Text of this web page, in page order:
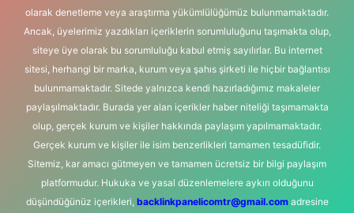
olarak denetleme veya araştırma yükümlülüğümüz bulunmamaktadır.
Ancak, üyelerimiz yazdıkları içeriklerin sorumluluğunu taşımakta olup,
siteye üye olarak bu sorumluluğu kabul etmiş sayılırlar. Bu internet
sitesi, herhangi bir marka, kurum veya şahıs şirketi ile hiçbir bağlantısı
bulunmamaktadır. Sitede yalnızca kendi hazırladığımız makaleler
paylaşılmaktadır. Burada yer alan içerikler haber niteliği taşımamakta
olup, gerçek kurum ve kişiler hakkında paylaşım yapılmamaktadır.
Gerçek kurum ve kişiler ile isim benzerlikleri tamamen tesadüfidir.
Sitemiz, kar amacı gütmeyen ve tamamen ücretsiz bir bilgi paylaşım
platformudur. Hukuka ve yasal düzenlemelere aykırı olduğunu
düşündüğünüz içerikleri, backlinkpanelicomtr@gmail.comadresine